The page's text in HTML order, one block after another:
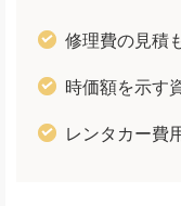
修理費の見積
時価額を示す
レンタカー費